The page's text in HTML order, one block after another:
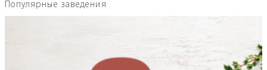
Популярные заведения